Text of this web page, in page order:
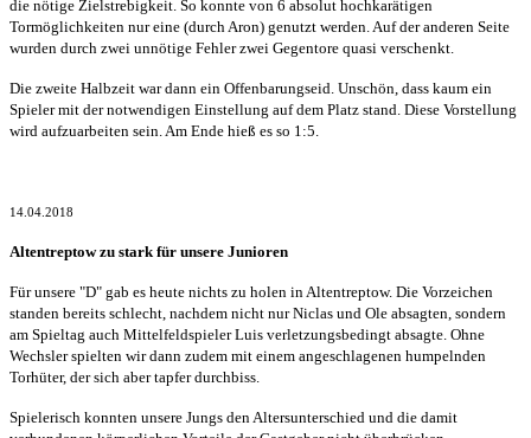
die nötige Zielstrebigkeit. So konnte von 6 absolut hochkarätigen
Tormöglichkeiten nur eine (durch Aron) genutzt werden. Auf der anderen Seite
wurden durch zwei unnötige Fehler zwei Gegentore quasi verschenkt.
Die zweite Halbzeit war dann ein Offenbarungseid. Unschön, dass kaum ein
Spieler mit der notwendigen Einstellung auf dem Platz stand. Diese Vorstellung
wird aufzuarbeiten sein. Am Ende hieß es so 1:5.
14.04.2018
Altentreptow zu stark für unsere Junioren
Für unsere "D" gab es heute nichts zu holen in Altentreptow. Die Vorzeichen
standen bereits schlecht, nachdem nicht nur Niclas und Ole absagten, sondern
am Spieltag auch Mittelfeldspieler Luis verletzungsbedingt absagte. Ohne
Wechsler spielten wir dann zudem mit einem angeschlagenen humpelnden
Torhüter, der sich aber tapfer durchbiss.
Spielerisch konnten unsere Jungs den Altersunterschied und die damit